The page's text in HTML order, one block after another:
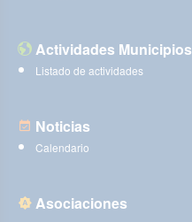
Actividades Municipios
Listado de actividades
Noticias
Calendario
Asociaciones